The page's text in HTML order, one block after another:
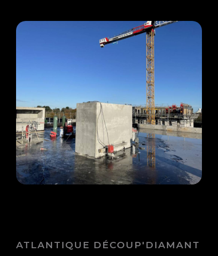
ATLANTIQUE DÉCOUP'DIAMANT